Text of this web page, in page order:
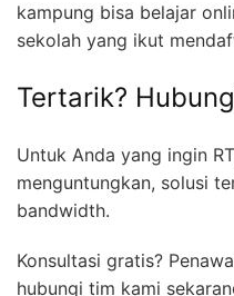
kampung bisa belajar
sekolah yang ikut
Tertarik?
Untuk Anda yang ingin
menguntungkan, solusi
bandwidth.
Konsultasi gratis?
hubungi tim kami